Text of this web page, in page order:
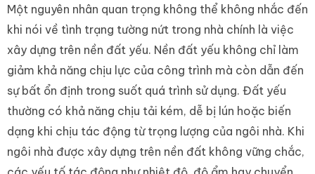
Một nguyên nhân quan trọng không thể không nhắc đến
khi nói về tình trạng tường nứt trong nhà chính là việc
xây dựng trên nền đất yếu. Nền đất yếu không chỉ làm
giảm khả năng chịu lực của công trình mà còn dẫn đến
sự bất ổn định trong suốt quá trình sử dụng. Đất yếu
thường có khả năng chịu tải kém, dễ bị lún hoặc biến
dạng khi chịu tác động từ trọng lượng của ngôi nhà. Khi
ngôi nhà được xây dựng trên nền đất không vững chắc,